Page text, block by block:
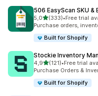
506 EasyScan SKU &
5,0na 5 gwiazdek
(333)
Łączna liczba recenzji:
•Free trial
Purchase orders,
Built for Shopify
Stockie Inventory
4,9na 5 gwiazdek
(121)
Łączna liczba recenzji:
•Free trial
Purchase Orders &
Built for Shopify